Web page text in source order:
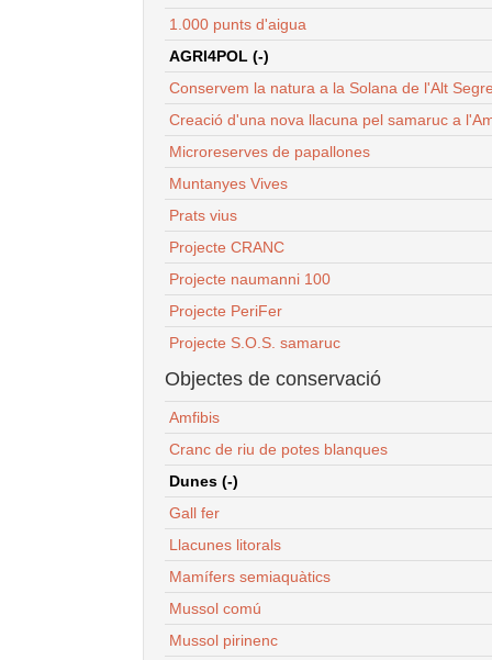
1.000 punts d'aigua
AGRI4POL (-)
Conservem la natura a la Solana de l'Alt
Creació d'una nova llacuna pel samaruc a
Microreserves de papallones
Muntanyes Vives
Prats vius
Projecte CRANC
Projecte naumanni 100
Projecte PeriFer
Projecte S.O.S. samaruc
Objectes de conservació
Amfibis
Cranc de riu de potes blanques
Dunes (-)
Gall fer
Llacunes litorals
Mamífers semiaquàtics
Mussol comú
Mussol pirinenc